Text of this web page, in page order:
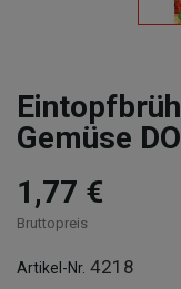
Gemüse
1,77 €
Bruttopreis
Artikel-Nr. 4218